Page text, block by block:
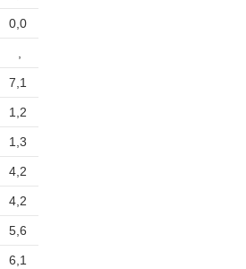
0,0
7,1
1,2
1,3
4,2
4,2
5,6
6,1